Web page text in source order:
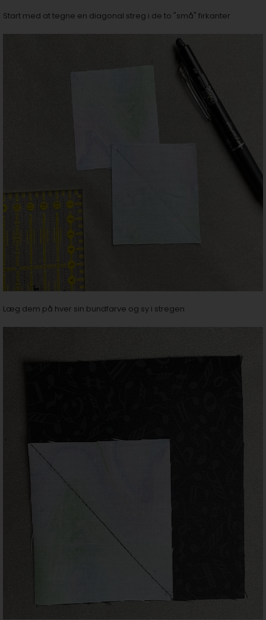
Start med at tegne en diagonal streg i de to "små" firkanter
Læg dem på hver sin bundfarve og sy i stregen